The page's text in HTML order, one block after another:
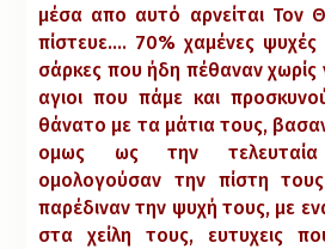
μέσα απο αυτό αρνείται Τον
πίστευε…. 70% χαμένες
σάρκες που ήδη πέθαναν χωρίς
αγιοι που πάμε και
θάνατο με τα μάτια τους,
ομως ως την
ομολογούσαν την πίστη
παρέδιναν την ψυχή τους, με
στα χείλη τους, ευτυχεις